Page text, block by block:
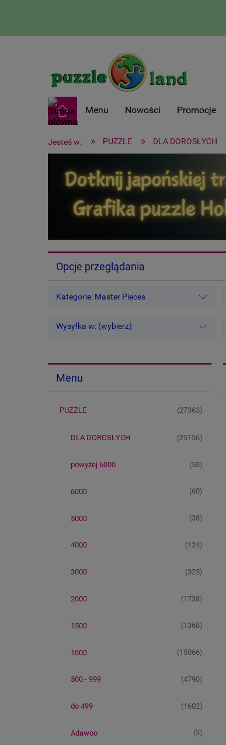
Menu Nowości Promocje
Jesteś w: » PUZZLE » DLA DOROSŁYCH
Opcje przeglądania
Kategorie: Master Pieces
Wysyłka w: (wybierz)
Menu
PUZZLE (27363)
DLA DOROSŁYCH (25156)
powyżej 6000 (53)
6000 (60)
5000 (38)
4000 (124)
3000 (325)
2000 (1738)
1500 (1368)
1000 (15066)
500 - 999 (4790)
do 499 (1602)
Adawoo (3)